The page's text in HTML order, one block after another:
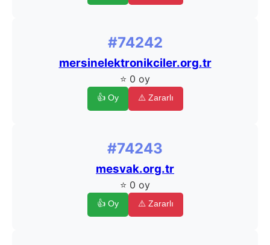
#74242
mersinelektronikciler.org.tr
⭐ 0 oy
👍 Oy ⚠️ Zararlı
#74243
mesvak.org.tr
⭐ 0 oy
👍 Oy ⚠️ Zararlı